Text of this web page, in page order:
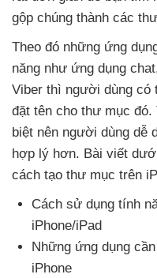
gộp chúng thành các
Theo đó những ứng
năng như ứng dụng chat
Viber thì người dùng có
đặt tên cho thư mục đó.
biệt nên người dùng dễ
hợp lý hơn. Bài viết
cách tạo thư mục trên
Cách sử dụng tính
iPhone/iPad
Những ứng dụng
iPhone